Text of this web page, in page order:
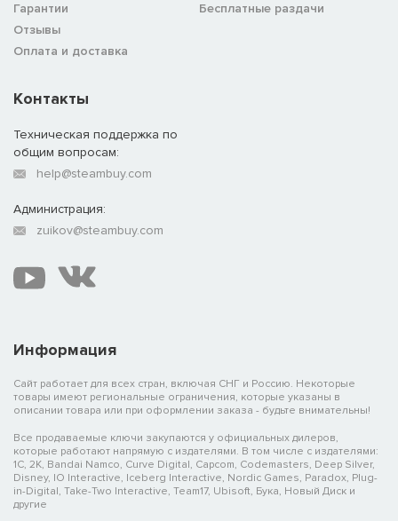
Гарантии
Отзывы
Оплата и доставка
Бесплатные раздачи
Информация
Сайт работает для всех стран, включая СНГ и Россию. Некоторые
товары имеют региональные ограничения, которые указаны в
описании товара или при оформлении заказа - будьте внимательны!
Все продаваемые ключи закупаются у официальных дилеров,
которые работают напрямую с издателями. В том числе с издателями:
1C, 2K, Bandai Namco, Curve Digital, Capcom, Codemasters, Deep Silver,
Disney, IO Interactive, Iceberg Interactive, Nordic Games, Paradox, Plug-
in-Digital, Take-Two Interactive, Team17, Ubisoft, Бука, Новый Диск и
другие
Контакты
Техническая поддержка по
общим вопросам:
help@steambuy.com
Администрация:
zuikov@steambuy.com